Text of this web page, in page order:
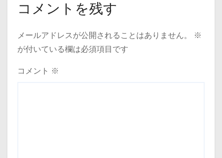
コメントを残す
メールアドレスが公開されることはありません。
※
が付いている欄は必須項目です
コメント ※